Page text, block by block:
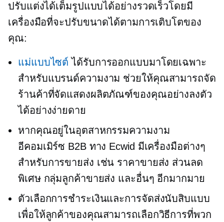
ปรับแต่งได้เต็มรูปแบบได้อย่างรวดเร็วโดยมี
เครื่องมือที่จะปรับขนาดได้ตามการเติบโตของ
คุณ:
แม่แบบไซต์ ได้รับการออกแบบมาโดยเฉพาะ
สำหรับแบรนด์ความงาม ช่วยให้คุณสามารถจัด
ร้านค้าที่จัดแสดงผลิตภัณฑ์ของคุณอย่างลงตัว
ได้อย่างง่ายดาย
หากคุณอยู่ในอุตสาหกรรมความงาม
อีคอมเมิร์ซ B2B ทาง Ecwid มีเครื่องมือต่างๆ
สำหรับการขายส่ง เช่น ราคาขายส่ง ส่วนลด
พิเศษ กลุ่มลูกค้าขายส่ง และอื่นๆ อีกมากมาย
ตัวเลือกการชำระเงินและการจัดส่งนับสิบแบบ
เพื่อให้ลูกค้าของคุณสามารถเลือกวิธีการที่พวก